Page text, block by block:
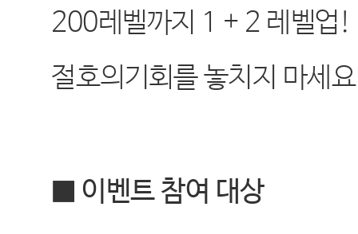
200레벨까지 1 + 2 레벨업 !
절호의기회를 놓치지 마세요
■ 이벤트 참여 대상